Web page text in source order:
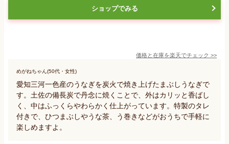
ショップでみる
価格と在庫を楽天でチェック >>
めがねちゃん(50代・女性)
愛知三河一色産のうなぎを炭火で焼き上げたまぶしうなぎで
す。土佐の備長炭で丹念に焼くことで、外はカリッと香ばし
く、中はふっくらやわらかく仕上がっています。特製のタレ
付きで、ひつまぶしやうな茶、う巻きなどがおうちで手軽に
楽しめますよ。